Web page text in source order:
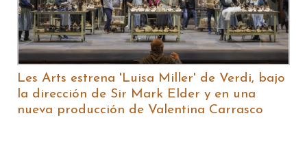
Les Arts estrena 'Luisa Miller' de Verdi, bajo
la dirección de Sir Mark Elder y en una
nueva producción de Valentina Carrasco